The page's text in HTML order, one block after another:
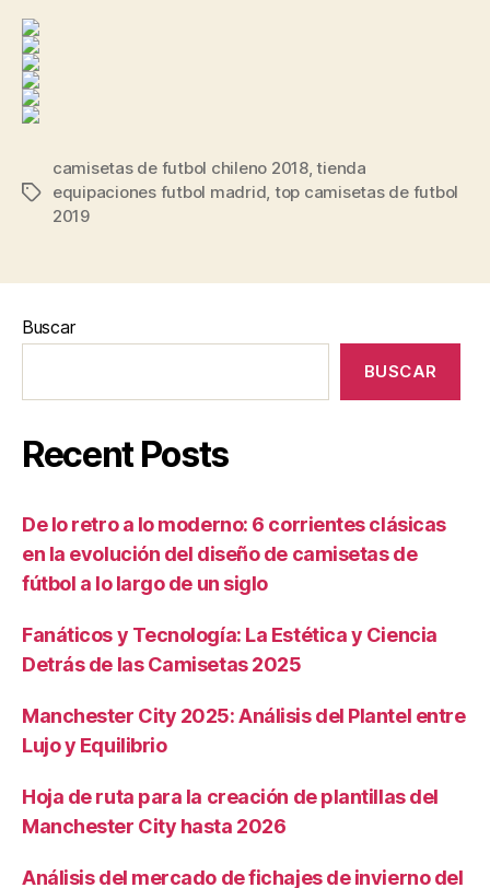
Etiquetas
camisetas de futbol chileno 2018,tienda
equipaciones futbol madrid top camisetas de futbol
2019
Buscar
BUSCAR
Recent Posts
De lo retro a lo moderno: 6 corrientes clásicas
en la evolución del diseño de camisetas de
fútbol a lo largo de un siglo
Fanáticos y Tecnología: La Estética y Ciencia
Detrás de las Camisetas 2025
Manchester City 2025: Análisis del Plantel entre
Lujo y Equilibrio
Hoja de ruta para la creación de plantillas del
Manchester City hasta 2026
Análisis del mercado de fichajes de invierno del